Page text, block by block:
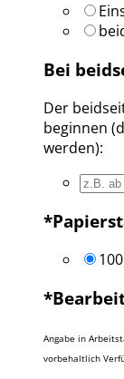
Bei
Der
beginnen
werden):
*
*
Angabe in
vorbehaltlich